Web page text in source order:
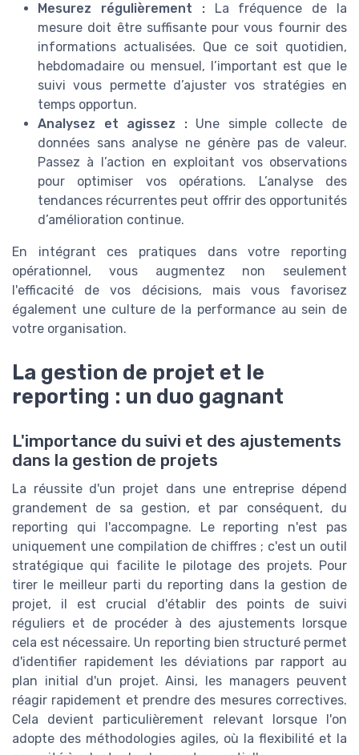
Mesurez régulièrement :
La fréquence de la
mesure doit être suffisante pour vous fournir des
informations actualisées. Que ce soit quotidien,
hebdomadaire ou mensuel, l’important est que le
suivi vous permette d’ajuster vos stratégies en
temps opportun.
Analysez et agissez : Une simple collecte de
données sans analyse ne génère pas de valeur.
Passez à l’action en exploitant vos observations
pour optimiser vos opérations. L’analyse des
tendances récurrentes peut offrir des opportunités
d’amélioration continue.
En intégrant ces pratiques dans votre reporting
opérationnel, vous augmentez non seulement
l'efficacité de vos décisions, mais vous favorisez
également une culture de la performance au sein de
votre organisation.
La gestion de projet et le
reporting : un duo gagnant
L'importance du suivi et des ajustements
dans la gestion de projets
La réussite d'un projet dans une entreprise dépend
grandement de sa gestion, et par conséquent, du
reporting qui l'accompagne. Le reporting n'est pas
uniquement une compilation de chiffres ; c'est un outil
stratégique qui facilite le pilotage des projets. Pour
tirer le meilleur parti du reporting dans la gestion de
projet, il est crucial d'établir des points de suivi
réguliers et de procéder à des ajustements lorsque
cela est nécessaire. Un reporting bien structuré permet
d'identifier rapidement les déviations par rapport au
plan initial d'un projet. Ainsi, les managers peuvent
réagir rapidement et prendre des mesures correctives.
Cela devient particulièrement relevant lorsque l'on
adopte des méthodologies agiles, où la flexibilité et la